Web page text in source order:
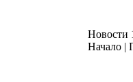
Новости
Начало |